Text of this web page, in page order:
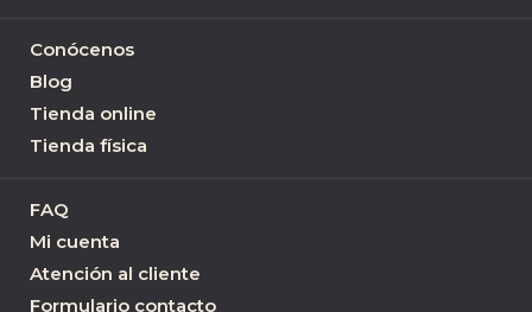
Conócenos
Blog
Tienda online
Tienda física
FAQ
Mi cuenta
Atención al cliente
Formulario contacto